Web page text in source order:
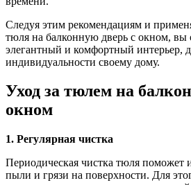
Следуя этим рекомендациям и
тюля на балконную дверь с окном, вы
элегантный и комфортный интерьер,
индивидуальности своему дому.
Уход за тюлем на
окном
1. Регулярная чистка
Периодическая чистка тюля поможет
пыли и грязи на поверхности. Для